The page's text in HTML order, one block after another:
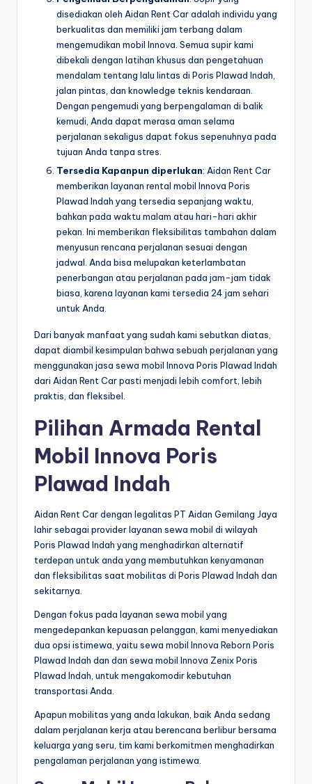
disediakan oleh Aidan Rent Car adalah individu yang
berkualitas dan memiliki jam terbang dalam
mengemudikan mobil Innova. Semua supir kami
dibekali dengan latihan khusus dan pengetahuan
mendalam tentang lalu lintas di Poris Plawad Indah,
jalan pintas, dan knowledge teknis kendaraan.
Dengan pengemudi yang berpengalaman di balik
kemudi, Anda dapat merasa aman selama
perjalanan sekaligus dapat fokus sepenuhnya pada
tujuan Anda tanpa stres.
Tersedia Kapanpun diperlukan: Aidan Rent Car
memberikan layanan rental mobil Innova Poris
Plawad Indah yang tersedia sepanjang waktu,
bahkan pada waktu malam atau hari-hari akhir
pekan. Ini memberikan fleksibilitas tambahan dalam
menyusun rencana perjalanan sesuai dengan
jadwal. Anda bisa melupakan keterlambatan
penerbangan atau perjalanan pada jam-jam tidak
biasa, karena layanan kami tersedia 24 jam sehari
untuk Anda.
Dari banyak manfaat yang sudah kami sebutkan diatas,
dapat diambil kesimpulan bahwa sebuah perjalanan yang
menggunakan jasa sewa mobil Innova Poris Plawad Indah
dari Aidan Rent Car pasti menjadi lebih comfort, lebih
praktis, dan fleksibel.
Pilihan Armada Rental
Mobil Innova Poris
Plawad Indah
Aidan Rent Car dengan legalitas PT Aidan Gemilang Jaya
lahir sebagai provider layanan sewa mobil di wilayah
Poris Plawad Indah yang menghadirkan alternatif
terdepan untuk anda yang membutuhkan kenyamanan
dan fleksibilitas saat mobilitas di Poris Plawad Indah dan
sekitarnya.
Dengan fokus pada layanan sewa mobil yang
mengedepankan kepuasan pelanggan, kami menyediakan
dua opsi istimewa, yaitu sewa mobil Innova Reborn Poris
Plawad Indah dan dan sewa mobil Innova Zenix Poris
Plawad Indah, untuk mengakomodir kebutuhan
transportasi Anda.
Apapun mobilitas yang anda lakukan, baik Anda sedang
dalam perjalanan kerja atau berencana berlibur bersama
keluarga yang seru, tim kami berkomitmen menghadirkan
pengalaman perjalanan yang istimewa.